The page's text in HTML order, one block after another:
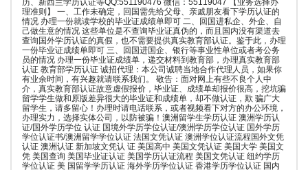
历、新西兰学历认证等QQ:551190476 微信：55119047 【业务选择办
理准则】 一、工作未确定，回国需先给父母、亲戚朋友看下学历认证的
情况 办理一份就读学校的毕业证成绩单即可 二、回国进私企、外企、自
己做生意的情况 这些单位是不查询毕业证真伪的，而且国内没有渠道去
查询国外学历认证的真假，也不需要提供真实教育部认证。鉴于此，办理
一份毕业证成绩单即可 三、回国进国企、银行等事业性单位或者考公务
员的情况 办理一份毕业证成绩单，递交材料到教育部，办理真实教育部
认证 教育部学历认证 诚招代理：本公司诚聘当地合作代理人员，如果你
有业余时间，有兴趣就请联系我们。 敬告：面对网上有些不良个人中
介，真实教育部认证故意虚假报价，毕业证、成绩单却报价很高，挖坑骗
留学学生做和原版差异很大的毕业证和成绩单，却不做认证，欺 骗广大
留学生，请多留心！办理时请电话联系，或者视频看下对方的办公环境，
办理实力，选择实体公司，以防被骗！澳洲留学生学历认证 澳洲学历认
证/国外学历学位 认证 国境外学历学位认证/澳洲学历学位认证 国外学历
学位认证书/澳洲留学学位认证 法国文凭认证 澳洲学位认证流程国外文凭
认证 澳洲认证 新加坡文凭认 证 美国高中 美国文凭认证 美国大学 美国文
凭 美国查询 美国毕业证认证 美国学历认证流程 美国文凭认证 纽约学历
学位认证 美 国留学学历认证 海外学历学位认证 香港学历学位认证 国内